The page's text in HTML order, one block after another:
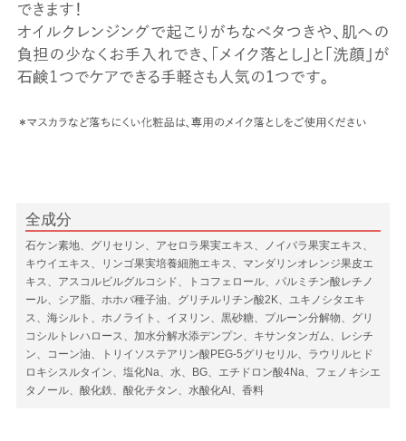
全成分
石ケン素地、グリセリン、アセロラ果実エキス、ノイバラ果実エキス、
キウイエキス、リンゴ果実培養細胞エキス、マンダリンオレンジ果皮エ
キス、アスコルビルグルコシド、トコフェロール、パルミチン酸レチノ
ール、シア脂、ホホバ種子油、グリチルリチン酸2K、ユキノシタエキ
ス、海シルト、ホノライト、イヌリン、黒砂糖、プルーン分解物、グリ
コシルトレハロース、加水分解水添デンプン、キサンタンガム、レシチ
ン、コーン油、トリイソステアリン酸PEG-5グリセリル、ラウリルヒド
ロキシスルタイン、塩化Na、水、BG、エチドロン酸4Na、フェノキシエ
タノール、酸化鉄、酸化チタン、水酸化AI、香料